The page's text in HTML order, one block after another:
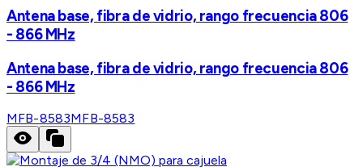
Antena base, fibra de vidrio, rango frecuencia 806
- 866 MHz
Antena base, fibra de vidrio, rango frecuencia 806
- 866 MHz
MFB-8583MFB-8583